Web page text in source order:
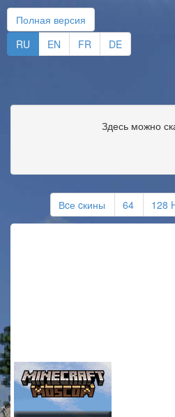
Полная версия
RU
EN FR DE
Здесь можно
Вcе cкины 64 128